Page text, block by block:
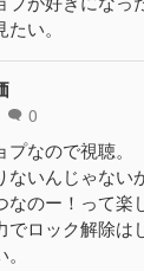
い。
0
なので視聴。
いんじゃない
のー！って楽
でロック解除は